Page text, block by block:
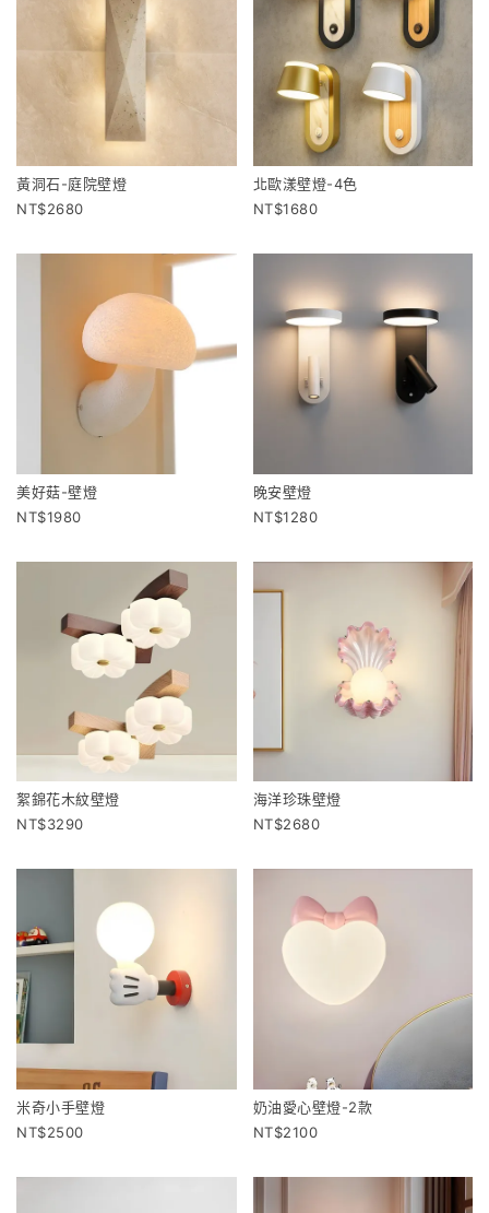
黃洞石-庭院壁燈
2680
北歐漾壁燈-4色
1680
美好菇-壁燈
1980
晚安壁燈
1280
絮錦花木紋壁燈
3290
海洋珍珠壁燈
2680
米奇小手壁燈
2500
奶油愛心壁燈-2款
2100